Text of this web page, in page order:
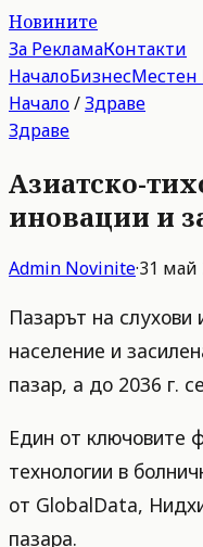
Новините
За РекламаКонтакти
НачалоБизнесМестен
Начало/Здраве
Здраве
Азиатско-
иновации и
Admin Novinite·31 май
Пазарът на
население и
пазар, а до 2036 г.
Един от ключовите
технологии в
от GlobalData,
пазара.